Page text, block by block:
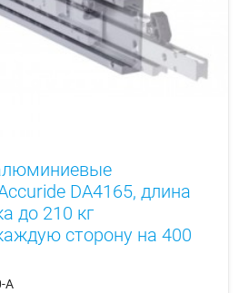
DA4165, длина
до 210 кг
сторону на 400
A